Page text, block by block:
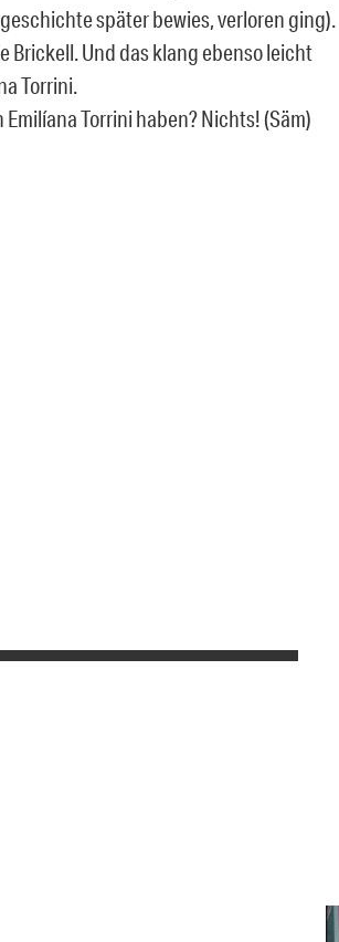
später bewies, verloren ging).
Brickell. Und das klang ebenso leicht
Torrini.
Torrini haben? Nichts! (Säm)